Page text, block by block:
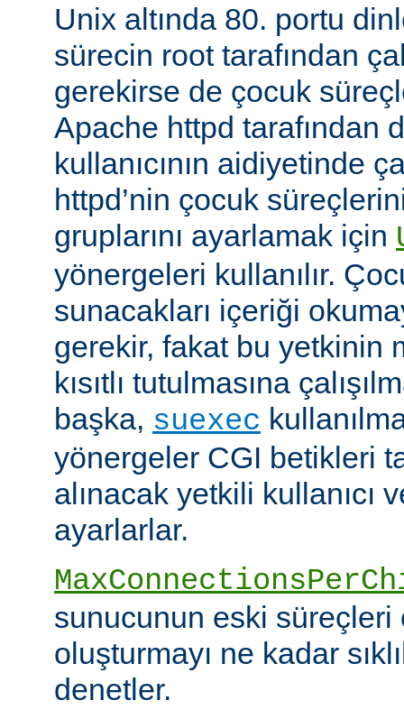
Unix altında 80. portu
sürecin root tarafından
gerekirse de çocuk
Apache httpd tarafından
kullanıcının aidiyetinde
httpd’nin çocuk
gruplarını ayarlamak için
yönergeleri kullanılır.
sunacakları içeriği
gerekir, fakat bu yetkinin
kısıtlı tutulmasına
başka, suexec
yönergeler CGI betikleri
alınacak yetkili kullanıcı
ayarlarlar.
sunucunun eski
oluşturmayı ne kadar
denetler.